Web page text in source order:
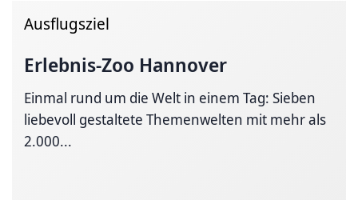
Ausflugsziel
Erlebnis-Zoo Hannover
Einmal rund um die Welt in einem Tag: Sieben
liebevoll gestaltete Themenwelten mit mehr als
2.000...